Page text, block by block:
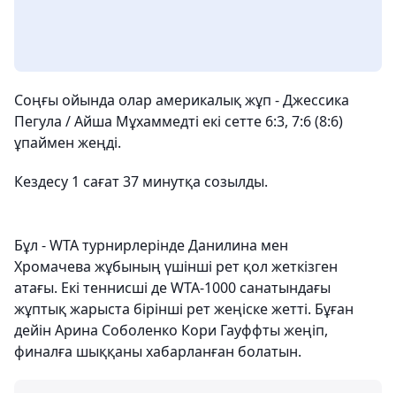
Соңғы ойында олар америкалық жұп - Джессика
Пегула / Айша Мұхаммедті екі сетте 6:3, 7:6 (8:6)
ұпаймен жеңді.
Кездесу 1 сағат 37 минутқа созылды.
Бұл - WTA турнирлерінде Данилина мен
Хромачева жұбының үшінші рет қол жеткізген
атағы. Екі теннисші де WTA-1000 санатындағы
жұптық жарыста бірінші рет жеңіске жетті. Бұған
дейін Арина Соболенко Кори Гауффты жеңіп,
финалға шыққаны хабарланған болатын.